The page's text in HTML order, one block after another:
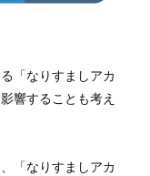
「なりすましアカ
響することも考え
「なりすましアカ